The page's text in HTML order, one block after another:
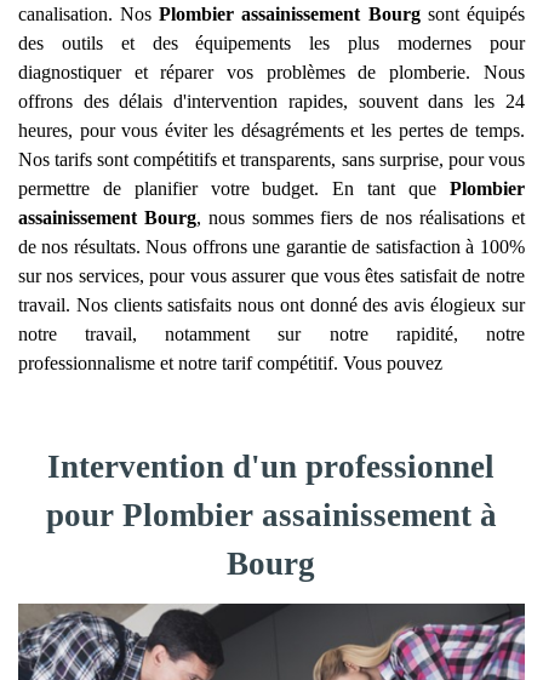
canalisation. NosPlombier assainissement Bourgsont équipés
des outils et des équipements les plus modernes pour
diagnostiquer et réparer vos problèmes de plomberie. Nous
offrons des délais d'intervention rapides, souvent dans les 24
heures, pour vous éviter les désagréments et les pertes de temps.
Nos tarifs sont compétitifs et transparents, sans surprise, pour vous
permettre de planifier votre budget. En tant que Plombier
assainissement Bourg, nous sommes fiers de nos réalisations et
de nos résultats. Nous offrons une garantie de satisfaction à 100%
sur nos services, pour vous assurer que vous êtes satisfait de notre
travail. Nos clients satisfaits nous ont donné des avis élogieux sur
notre travail, notamment sur notre rapidité, notre
professionnalisme et notre tarif compétitif. Vous pouvez
Intervention d'un professionnel
pour Plombier assainissement à
Bourg